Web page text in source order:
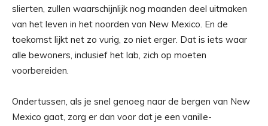
slierten, zullen waarschijnlijk nog maanden deel uitmaken
van het leven in het noorden van New Mexico. En de
toekomst lijkt net zo vurig, zo niet erger. Dat is iets waar
alle bewoners, inclusief het lab, zich op moeten
voorbereiden.
Ondertussen, als je snel genoeg naar de bergen van New
Mexico gaat, zorg er dan voor dat je een vanille-